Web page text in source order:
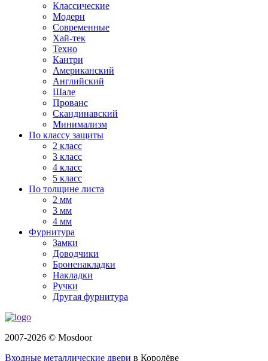
Классические
Модерн
Современные
Хай-тек
Техно
Кантри
Американский
Английский
Шале
Прованс
Скандинавский
Минимализм
По классу защиты
2 класс
3 класс
4 класс
5 класс
По толщине листа
2 мм
3 мм
4 мм
Фурнитура
Замки
Доводчики
Броненакладки
Накладки
Ручки
Другая фурнитура
2007-2026 © Mosdoor
Входные металлические двери в Королёве